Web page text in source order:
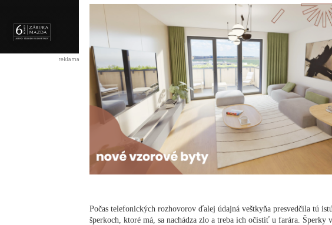
Počas telefonických rozhovorov ďalej údajná veštkyňa presvedčila tú
šperkoch, ktoré má, sa nachádza zlo a treba ich očistiť u farára. Šperky
reklama